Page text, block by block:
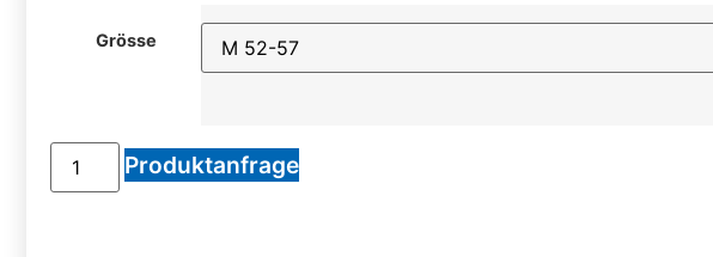
Grösse
Produktanfrage